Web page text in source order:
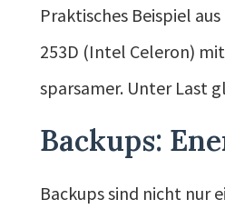
Praktisches Beispiel
253D (Intel Celeron)
sparsamer. Unter Last
Backups:
Backups sind nicht nur